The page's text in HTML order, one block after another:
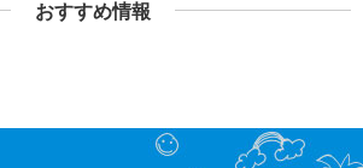
おすすめ情報